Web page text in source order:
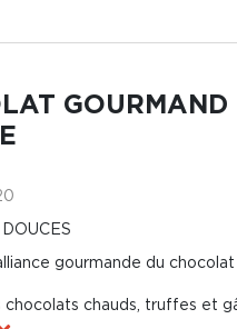
GOURMAND
gourmande du
chocolats chauds, truffes et